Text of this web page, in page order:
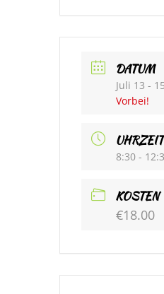
DATUM
Juli 13 -
Vorbei!
UHRZEIT
8:30 -
KOSTEN
€18.00